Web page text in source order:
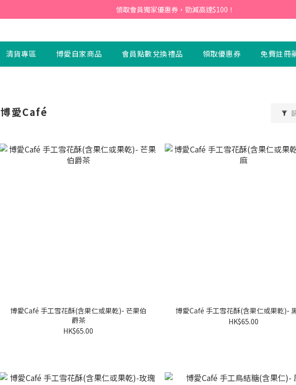
【新會員】即日起至2026月12月31日，首次下單輸入優惠碼「NEW95」即可享95
領取會員獨家優惠券，勁減高達$100！
清貨專區 博愛自家商品 會員點數兌換禮品 領取優惠券 免費註冊
博愛Café
博愛Café 手工雪花酥(含果仁或果乾)- 芒果伯
爵茶
HK$65.00
博愛Café 手工雪花酥(含果仁或果乾)-
HK$65.00